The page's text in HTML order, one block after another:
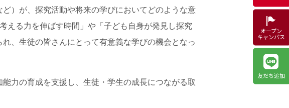
）が、探究活動や将来の学びにおいてどのような意
える力を伸ばす時間」や「子ども自身が発見し探究
、生徒の皆さんにとって有意義な学びの機会となっ
力の育成を支援し、生徒・学生の成長につながる取
オープン
キャンパス
友だち追加